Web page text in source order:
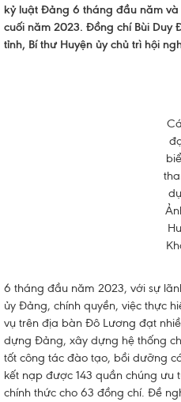
kỷ luật Đảng 6 tháng đầu năm
cuối năm 2023. Đồng chí Bùi Duy
tỉnh, Bí thư Huyện ủy chủ trì hội
6 tháng đầu năm 2023, với sự
ủy Đảng, chính quyền, việc thực
vụ trên địa bàn Đô Lương đạt
dựng Đảng, xây dựng hệ thống
tốt công tác đào tạo, bồi dưỡng
kết nạp được 143 quần chúng
chính thức cho 63 đồng chí. Đề